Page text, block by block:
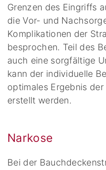
Grenzen des Eingriffs
die Vor- und
Komplikationen der
besprochen. Teil des
auch eine sorgfältige
kann der individuelle
optimales Ergebnis
erstellt werden.
Narkose
Bei der